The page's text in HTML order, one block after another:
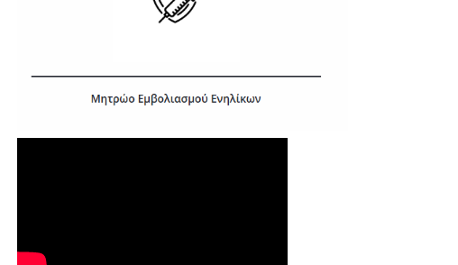
Ορθοπεδικά/ Αναπνευστικές
Διατροφής
-Σύμβαση Υγειονομικού Υλικού